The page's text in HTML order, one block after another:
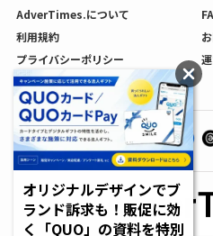
AdverTimes.について
利用規約
プライバシーポリシー
利用者情報の外部送信について
オリジナルデザインでブ
ランド訴求も！販促に効
く「QUO」の資料を特別